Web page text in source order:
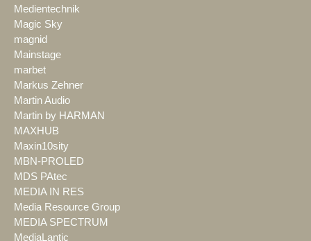
Medientechnik
Magic Sky
magnid
Mainstage
marbet
Markus Zehner
Martin Audio
Martin by HARMAN
MAXHUB
Maxin10sity
MBN-PROLED
MDS PAtec
MEDIA IN RES
Media Resource Group
MEDIA SPECTRUM
MediaLantic